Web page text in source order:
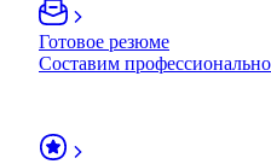
Готовое резюме
Составим